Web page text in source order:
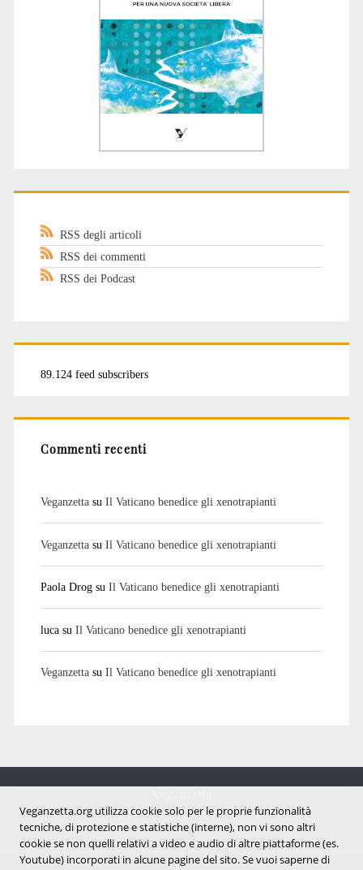
RSS degli articoli
RSS dei commenti
RSS dei Podcast
89.124 feed subscribers
Commenti recenti
Veganzettasu Il Vaticano benedice gli xenotrapianti
Veganzettasu Il Vaticano benedice gli xenotrapianti
Paola Drogsu Il Vaticano benedice gli xenotrapianti
lucasu Il Vaticano benedice gli xenotrapianti
Veganzettasu Il Vaticano benedice gli xenotrapianti
Notizie dal mondo vegan e antispecista
Veganzetta.org utilizza cookie solo per le proprie funzionalità
tecniche, di protezione e statistiche (interne), non vi sono altri
cookie se non quelli relativi a video e audio di altre piattaforme (es.
Youtube) incorporati in alcune pagine del sito. Se vuoi saperne di